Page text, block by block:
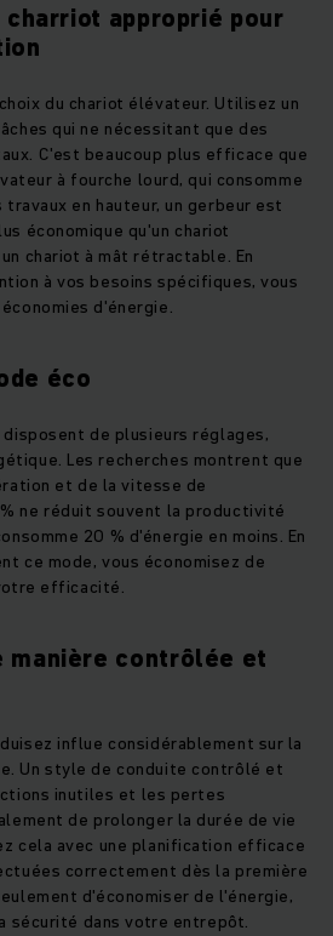
charriot approprié pour
du chariot élévateur. Utilisez un
qui ne nécessitant que des
C'est beaucoup plus efficace que
à fourche lourd, qui consomme
en hauteur, un gerbeur est
économique qu'un chariot
chariot à mât rétractable. En
à vos besoins spécifiques, vous
d'énergie.
éco
de plusieurs réglages,
Les recherches montrent que
et de la vitesse de
ne réduit souvent la productivité
20 % d'énergie en moins. En
ce mode, vous économisez de
efficacité.
manière contrôlée et
influe considérablement sur la
Un style de conduite contrôlé et
inutiles et les pertes
de prolonger la durée de vie
cela avec une planification efficace
correctement dès la première
d'économiser de l'énergie,
sécurité dans votre entrepôt.